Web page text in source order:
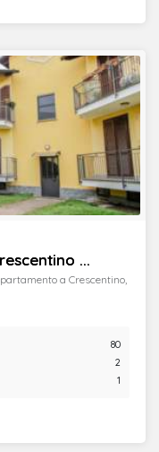
...
a Crescentino,
80
2
1